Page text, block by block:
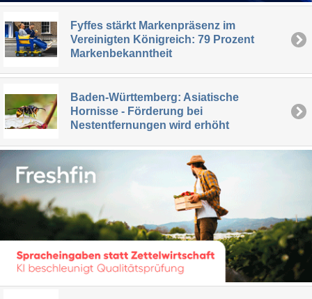
Fyffes stärkt Markenpräsenz im
Vereinigten Königreich: 79 Prozent
Markenbekanntheit
Baden-Württemberg: Asiatische
Hornisse - Förderung bei
Nestentfernungen wird erhöht